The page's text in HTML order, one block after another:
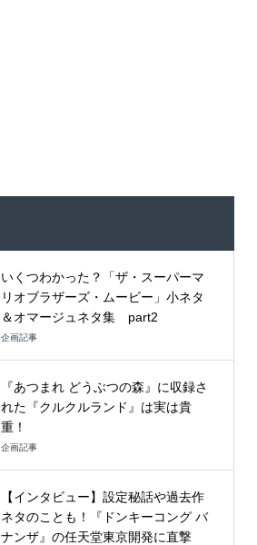
いくつわかった？「ザ・スーパーマ
リオブラザーズ・ムービー」小ネタ
＆オマージュネタ集 part2
企画記事
『あつまれ どうぶつの森』に収録さ
れた『クルクルランド』は実は貴
重！
企画記事
【インタビュー】設定秘話や過去作
ネタのことも！『ドンキーコング バ
ナンザ』の任天堂東京開発に直撃